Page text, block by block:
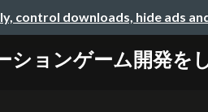
control downloads, hide ads
ションゲーム開発を